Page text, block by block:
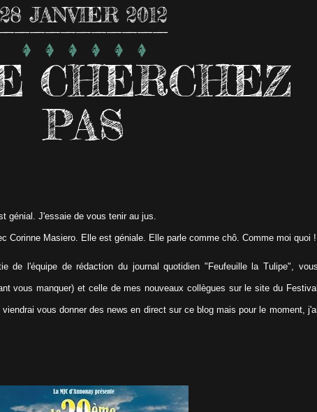
28 JANVIER 2012
CHERCHEZ
PAS
génial. J'essaie de vous tenir au jus.
Corinne Masiero. Elle est géniale. Elle parle comme chô. Comme moi quoi !
de l'équipe de rédaction du journal quotidien "Feufeuille la Tulipe", vous
vous manquer) et celle de mes nouveaux collègues sur le site du Festival
vous donner des news en direct sur ce blog mais pour le moment, j'ai